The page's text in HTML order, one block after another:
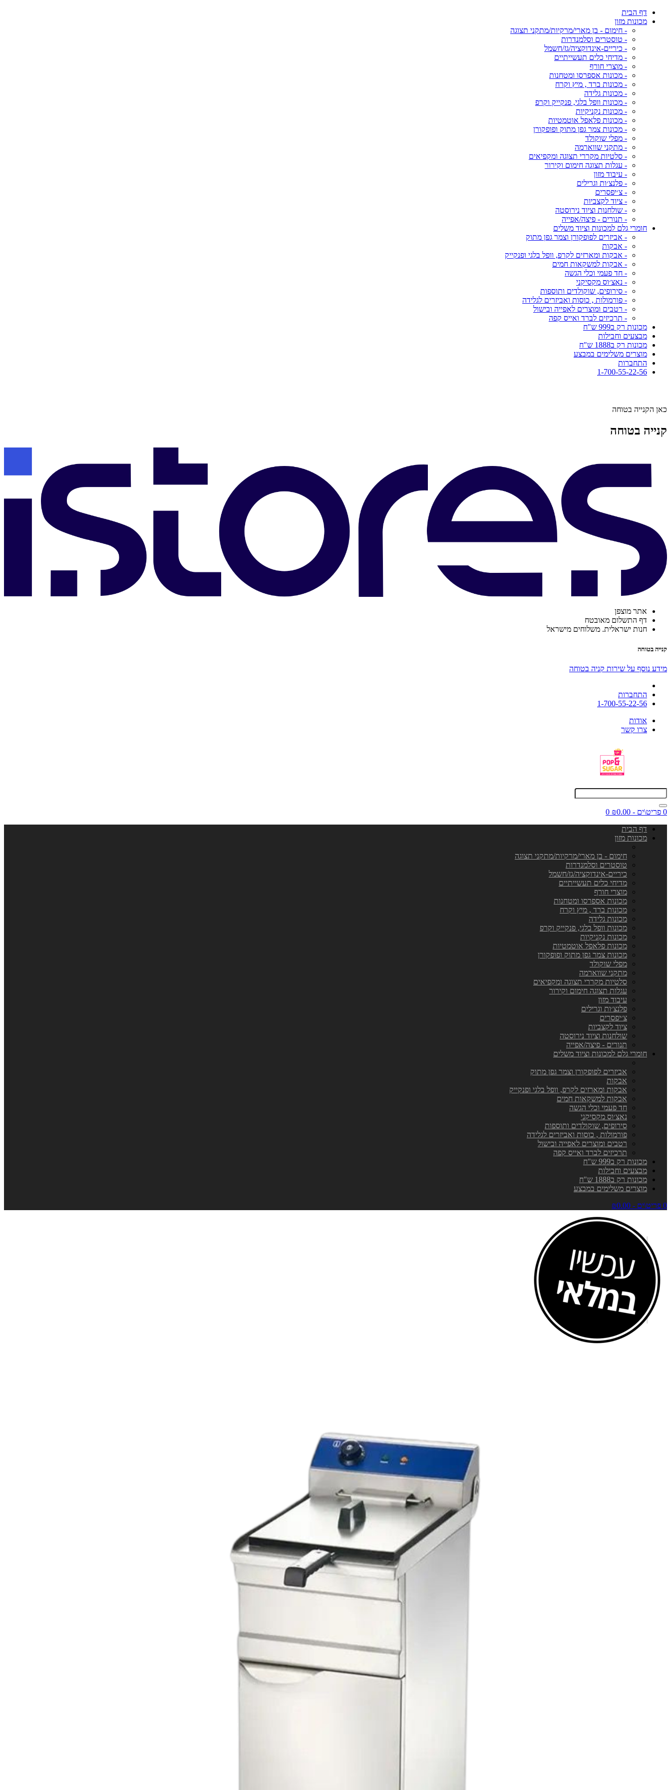
דף הבית
מכונות מזון
- חימום - בן מארי/מרקיות/מתקני תצוגה
- טוסטרים וסלמנדרות
- כיריים-אינדוקציה/גז/חשמל
- מדיחי כלים תעשייתיים
- מוצרי חורף
- מכונות אספרסו ומטחנות
- מכונות ברד , מיץ וקרח
- מכונות גלידה
- מכונות וופל בלגי, פנקייק וקרפ
- מכונות נקניקיות
- מכונות פלאפל אוטמטיות
- מכונות צמר גפן מתוק ופופקורן
- מפלי שוקולד
- מתקני שווארמה
- סלטיות מקררי תצוגה ומקפיאים
- עגלות תצוגה חימום וקירור
- עיבוד מזון
- פלנצ׳ות וגרילים
- צ׳יפסרים
- ציוד לקצביות
- שולחנות וציוד נירוסטה
- תנורים - פיצה/אפייה
חומרי גלם למכונות וציוד משלים
- אביזרים לפופקורן וצמר גפן מתוק
- אבקות
- אבקות ומארזים לקרפ, וופל בלגי ופנקייק
- אבקות למשקאות חמים
- חד פעמי וכלי הגשה
- נאצ׳וס מקסיקני
- סירופים, שוקולדים ותוספות
- פורמולות , כוסות ואביזרים לגלידה
- רטבים ומוצרים לאפייה ובישול
- תרכיזים לברד ואייס קפה
מכונות רק ב999 ש"ח
מבצעים וחבילות
מכונות רק ב1888 ש"ח
מוצרים משלימים במבצע
התחברות
1-700-55-22-56
כאן הקנייה בטוחה
קנייה בטוחה
אתר מוצפן
דף התשלום מאובטח
חנות ישראלית. משלוחים מישראל
קנייה בטוחה
מידע נוסף על שירות קניה בטוחה
התחברות
1-700-55-22-56
אודות
צרו קשר
0 פריט\ים - ₪0.00
0
דף הבית
מכונות מזון
חימום - בן מארי/מרקיות/מתקני תצוגה
טוסטרים וסלמנדרות
כיריים-אינדוקציה/גז/חשמל
מדיחי כלים תעשייתיים
מוצרי חורף
מכונות אספרסו ומטחנות
מכונות ברד , מיץ וקרח
מכונות גלידה
מכונות וופל בלגי, פנקייק וקרפ
מכונות נקניקיות
מכונות פלאפל אוטמטיות
מכונות צמר גפן מתוק ופופקורן
מפלי שוקולד
מתקני שווארמה
סלטיות מקררי תצוגה ומקפיאים
עגלות תצוגה חימום וקירור
עיבוד מזון
פלנצ׳ות וגרילים
צ׳יפסרים
ציוד לקצביות
שולחנות וציוד נירוסטה
תנורים - פיצה/אפייה
חומרי גלם למכונות וציוד משלים
אביזרים לפופקורן וצמר גפן מתוק
אבקות
אבקות ומארזים לקרפ, וופל בלגי ופנקייק
אבקות למשקאות חמים
חד פעמי וכלי הגשה
נאצ׳וס מקסיקני
סירופים, שוקולדים ותוספות
פורמולות , כוסות ואביזרים לגלידה
רטבים ומוצרים לאפייה ובישול
תרכיזים לברד ואייס קפה
מכונות רק ב999 ש"ח
מבצעים וחבילות
מכונות רק ב1888 ש"ח
מוצרים משלימים במבצע
0 פריט\ים - ₪0.00